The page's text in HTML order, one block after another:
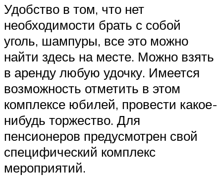
Удобство в том, что нет
необходимости брать с собой
уголь, шампуры, все это можно
найти здесь на месте. Можно взять
в аренду любую удочку. Имеется
возможность отметить в этом
комплексе юбилей, провести какое-
нибудь торжество. Для
пенсионеров предусмотрен свой
специфический комплекс
мероприятий.